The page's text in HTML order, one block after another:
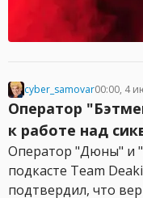
cyber_samovar00:00, 4
Оператор
к работе над
Оператор "Дюны" и
подкасте Team
подтвердил, что